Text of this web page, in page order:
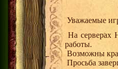
Уважаемые
На серверах
работы.
Возможны
Просьба